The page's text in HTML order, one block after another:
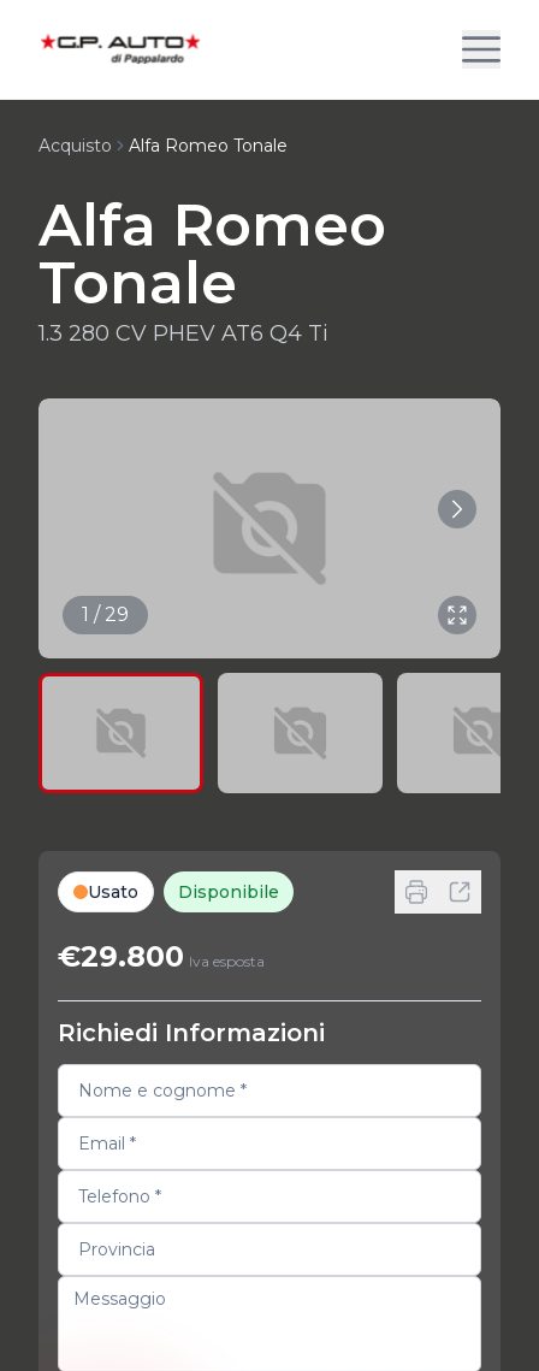
Acquisto Alfa Romeo Tonale
Alfa Romeo
Tonale
1.3 280 CV PHEV AT6 Q4 Ti
1 / 29
Usato Disponibile
€29.800 Iva esposta
Richiedi Informazioni